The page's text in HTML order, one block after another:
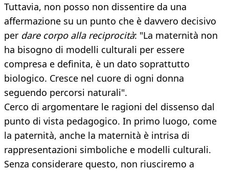
Tuttavia, non posso non dissentire da una
affermazione su un punto che è davvero decisivo
per dare corpo alla reciprocità: "La maternità non
ha bisogno di modelli culturali per essere
compresa e definita, è un dato soprattutto
biologico. Cresce nel cuore di ogni donna
seguendo percorsi naturali".
Cerco di argomentare le ragioni del dissenso dal
punto di vista pedagogico. In primo luogo, come
la paternità, anche la maternità è intrisa di
rappresentazioni simboliche e modelli culturali.
Senza considerare questo, non riusciremo a